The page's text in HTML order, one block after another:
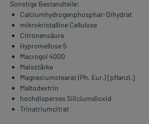
Sonstige Bestandteile:
Calciumhydrogenphosphat-Dihydrat
mikrokristalline Cellulose
Citronensäure
Hypromellose 5
Macrogol 4000
Maisstärke
Magnesiumstearat (Ph. Eur.) [pflanzl.]
Maltodextrin
hochdisperses Siliciumdioxid
Trinatriumcitrat